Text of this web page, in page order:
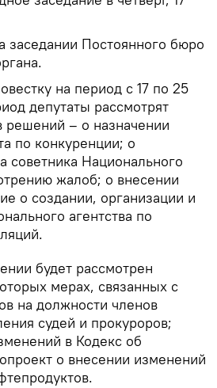
заседании Постоянного бюро
на период с 17 по 25
депутаты рассмотрят
решений – о назначении
по конкуренции; о
советника Национального
жалоб; о внесении
о создании, организации и
агентства по
будет рассмотрен
мерах, связанных с
на должности членов
судей и прокуроров;
в Кодекс об
о внесении изменений